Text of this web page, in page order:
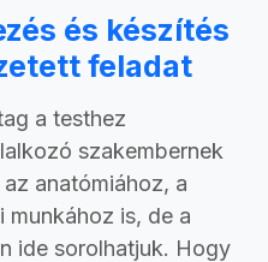
és készítés
feladat
a testhez
szakembernek
anatómiához, a
is, de a
ide sorolhatjuk. Hogy